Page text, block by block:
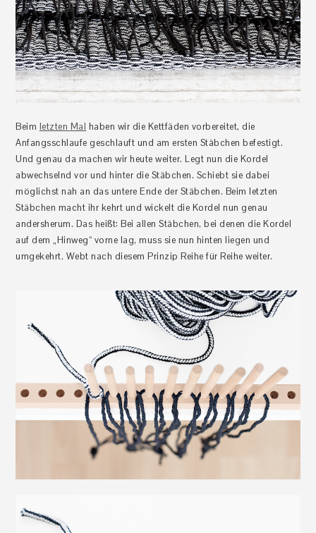
Beim letzten Mal haben wir die Kettfäden vorbereitet, die
Anfangsschlaufe geschlauft und am ersten Stäbchen befestigt.
Und genau da machen wir heute weiter. Legt nun die Kordel
abwechselnd vor und hinter die Stäbchen. Schiebt sie dabei
möglichst nah an das untere Ende der Stäbchen. Beim letzten
Stäbchen macht ihr kehrt und wickelt die Kordel nun genau
andersherum. Das heißt: Bei allen Stäbchen, bei denen die Kordel
auf dem „Hinweg“ vorne lag, muss sie nun hinten liegen und
umgekehrt. Webt nach diesem Prinzip Reihe für Reihe weiter.